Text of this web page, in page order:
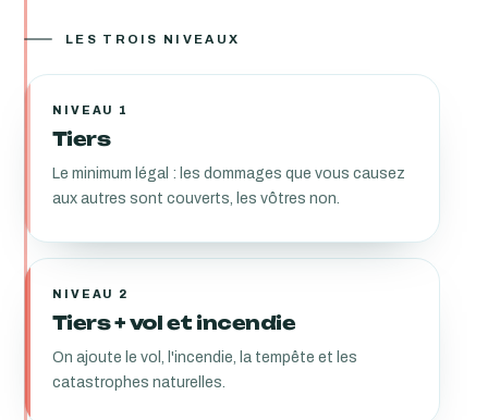
LES TROIS NIVEAUX
NIVEAU 1
Tiers
Le minimum légal : les dommages que vous causez
aux autres sont couverts, les vôtres non.
NIVEAU 2
Tiers + vol et incendie
On ajoute le vol, l'incendie, la tempête et les
catastrophes naturelles.